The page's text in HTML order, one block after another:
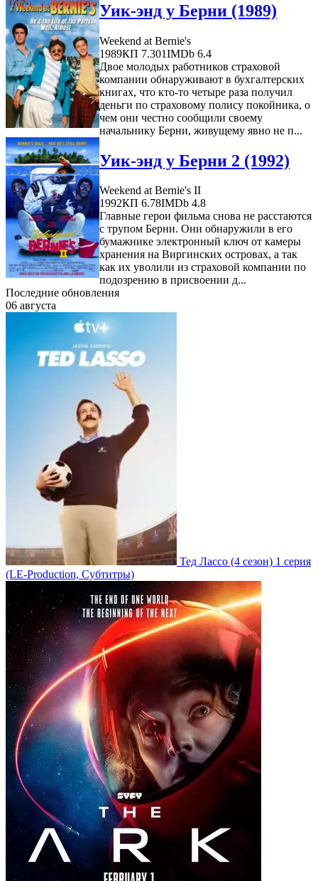
Уик-энд у Берни (1989)
Weekend at Bernie's
1989КП 7.301IMDb 6.4
Двое молодых работников страховой
компании обнаруживают в бухгалтерских
книгах, что кто-то четыре раза получил
деньги по страховому полису покойника, о
чем они честно сообщили своему
начальнику Берни, живущему явно не п...
Уик-энд у Берни 2 (1992)
Weekend at Bernie's II
1992КП 6.78IMDb 4.8
Главные герои фильма снова не расстаются
с трупом Берни. Они обнаружили в его
бумажнике электронный ключ от камеры
хранения на Виргинских островах, а так
как их уволили из страховой компании по
подозрению в присвоении д...
Последние обновления
06 августа
Тед Лассо (4 сезон) 1 серия
(LE-Production, Субтитры)